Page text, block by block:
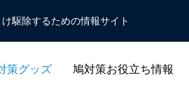
駆除するための情報サイト
策グッズ 鳩対策お役立ち情報